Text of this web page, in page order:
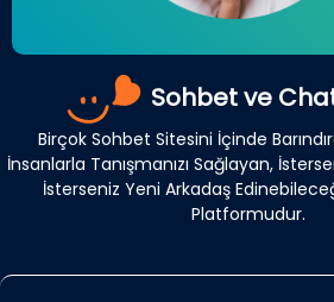
Sohbet ve
Birçok Sohbet Sitesini İçinde
İnsanlarla Tanışmanızı Sağlayan,
İsterseniz Yeni Arkadaş
Platformudur.